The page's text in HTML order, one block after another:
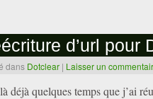
d’url pour
dans Dotclear | Laisser un
déjà quelques temps que j’ai